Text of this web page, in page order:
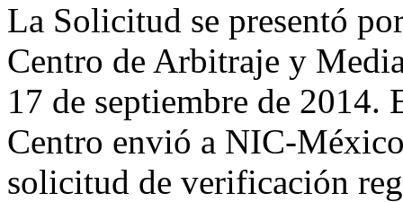
La Solicitud se presentó
Centro de Arbitraje y
17 de septiembre de 2014.
Centro envió a NIC-
solicitud de verificación